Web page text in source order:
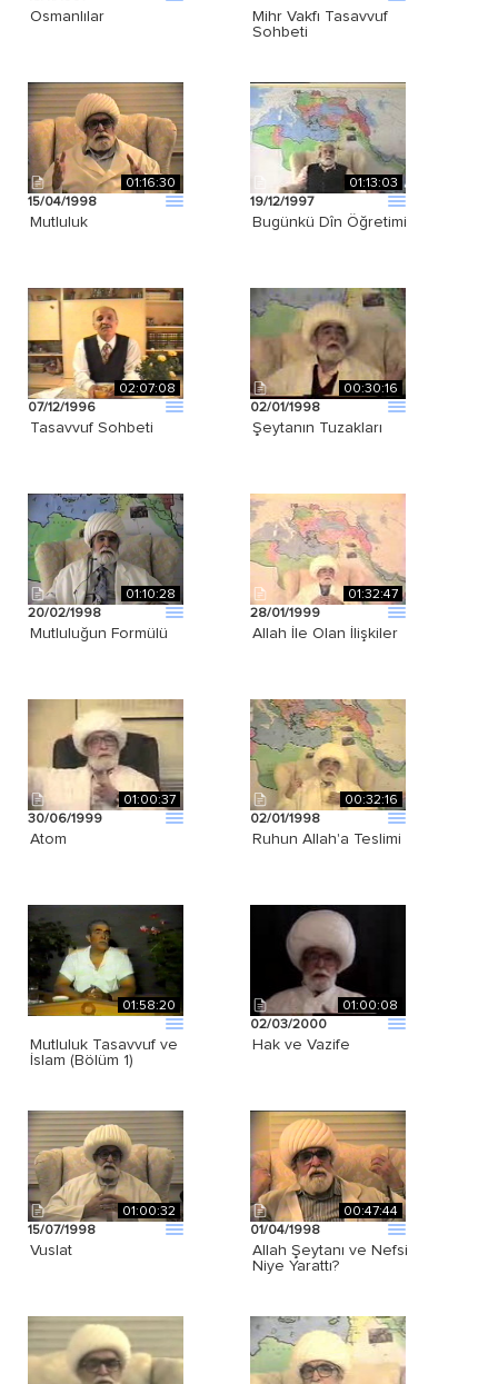
Osmanlılar
Mihr Vakfı Tasavvuf
Sohbeti
01:16:30
15/04/1998
Mutluluk
01:13:03
19/12/1997
Bugünkü Dîn Öğretimi
02:07:08
07/12/1996
Tasavvuf Sohbeti
00:30:16
02/01/1998
Şeytanın Tuzakları
01:10:28
20/02/1998
Mutluluğun Formülü
01:32:47
28/01/1999
Allah İle Olan İlişkiler
01:00:37
30/06/1999
Atom
00:32:16
02/01/1998
Ruhun Allah'a Teslimi
01:58:20
Mutluluk Tasavvuf ve
İslam (Bölüm 1)
01:00:08
02/03/2000
Hak ve Vazife
01:00:32
15/07/1998
Vuslat
00:47:44
01/04/1998
Allah Şeytanı ve Nefsi
Niye Yarattı?